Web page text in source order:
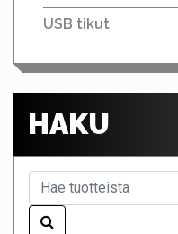
USB tikut
HAKU